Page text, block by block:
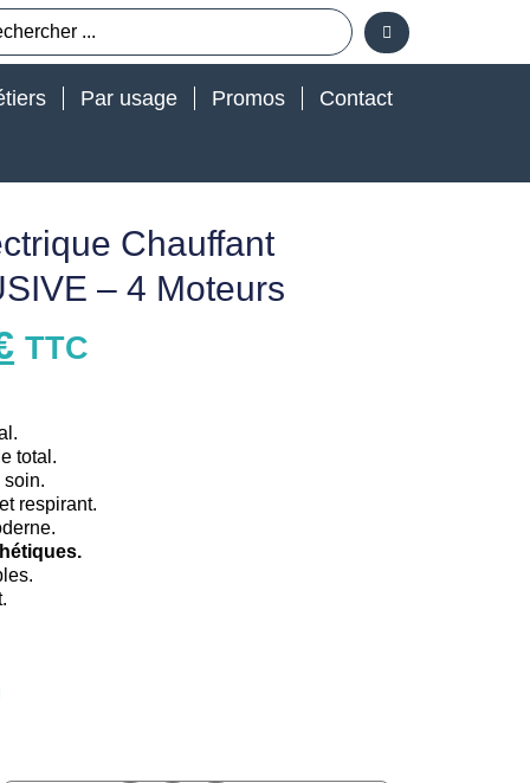
Par usage Promos Contact
Chauffant
– 4 Moteurs
TTC
total.
soin.
respirant.